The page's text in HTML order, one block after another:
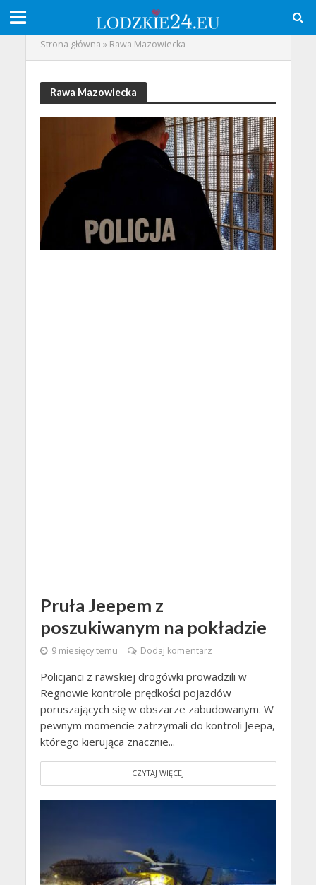
Strona główna » Rawa Mazowiecka
Rawa Mazowiecka
Pruła Jeepem z
poszukiwanym na pokładzie
9 miesięcy temu Dodaj komentarz
Policjanci z rawskiej drogówki prowadzili w
Regnowie kontrole prędkości pojazdów
poruszających się w obszarze zabudowanym. W
pewnym momencie zatrzymali do kontroli Jeepa,
którego kierująca znacznie...
CZYTAJ WIĘCEJ